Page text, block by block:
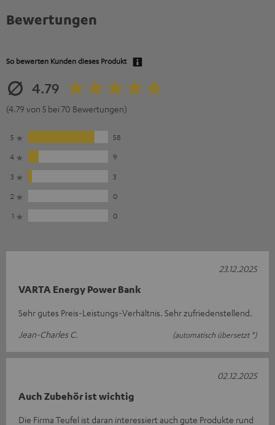
Bewertungen
So bewerten Kunden dieses Produkt
4.79
(4.79 von 5 bei 70 Bewertungen)
5
58
4
9
3
3
2
0
1
0
VARTA Energy Power Bank
Sehr gutes Preis-Leistungs-Verhältnis. Sehr zufriedenstellend.
Jean-Charles C.
(automatisch übersetzt *)
23.12.2025
Auch Zubehör ist wichtig
Die Firma Teufel ist daran interessiert auch gute Produkte rund
02.12.2025